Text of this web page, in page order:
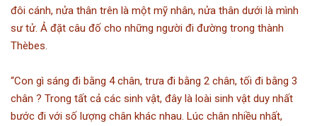
đôi cánh, nửa thân trên là một mỹ nhân, nửa thân dưới là mình
sư tử. Ả đặt câu đố cho những người đi đường trong thành
Thèbes.
“Con gì sáng đi bằng 4 chân, trưa đi bằng 2 chân, tối đi bằng 3
chân ? Trong tất cả các sinh vật, đây là loài sinh vật duy nhất
bước đi với số lượng chân khác nhau. Lúc chân nhiều nhất,